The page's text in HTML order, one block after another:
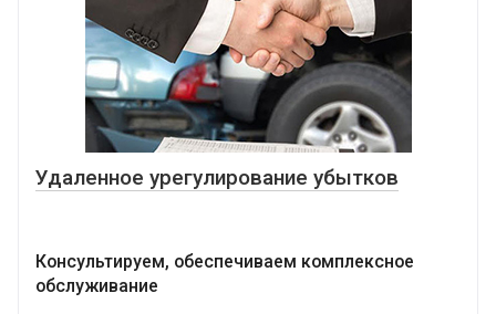
Удаленное урегулирование убытков
Консультируем, обеспечиваем комплексное
обслуживание